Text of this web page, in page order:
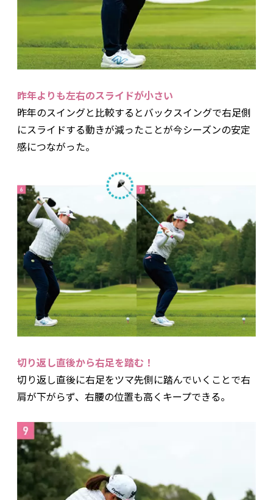
昨年よりも左右のスライドが小さい
昨年のスイングと比較するとバックスイングで右足側
にスライドする動きが減ったことが今シーズンの安定
感につながった。
切り返し直後から右足を踏む！
切り返し直後に右足をツマ先側に踏んでいくことで右
肩が下がらず、右腰の位置も高くキープできる。